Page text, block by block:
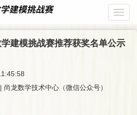
建模挑战赛推荐获奖名单公示
龙数学技术中心（微信公众号）